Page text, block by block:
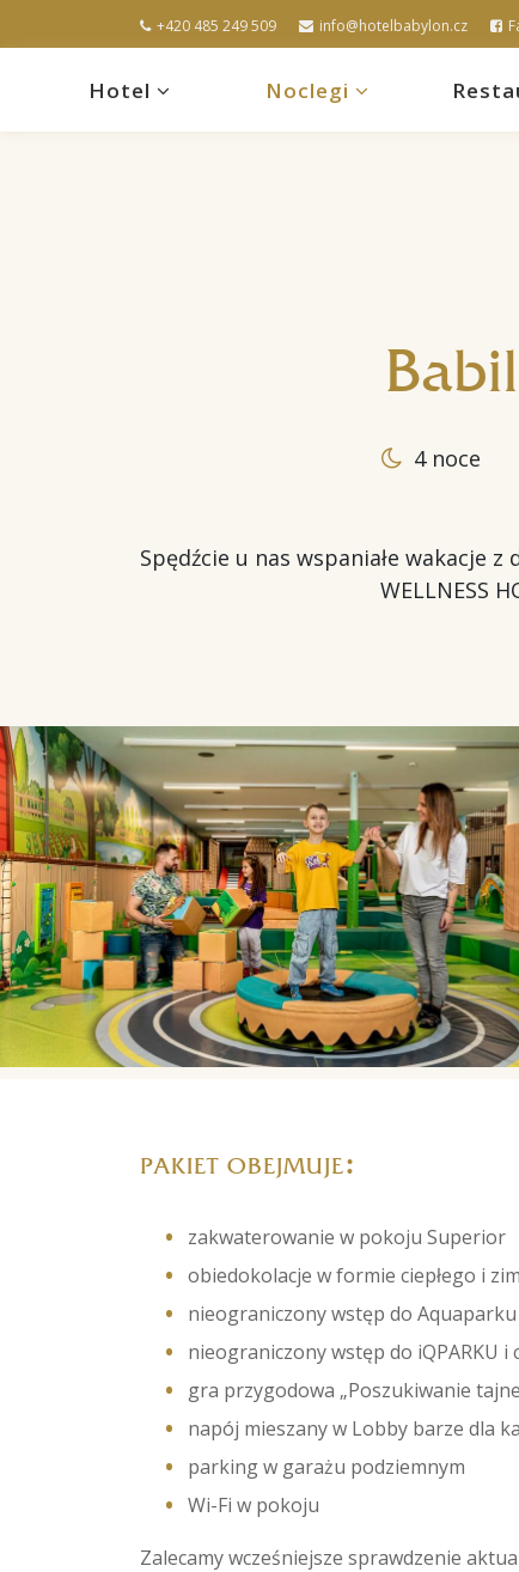
+420 485 249 509 info@hotelbabylon.cz
Hotel Noclegi
4 noce
Spędźcie u nas wspaniałe wakacje
WELLNESS
PAKIET OBEJMUJE:
zakwaterowanie w pokoju Superior
obiedokolacje w formie ciepłego i
nieograniczony wstęp do
nieograniczony wstęp do iQPARKU
gra przygodowa „Poszukiwanie
napój mieszany w Lobby barze dla
parking w garażu podziemnym
Wi-Fi w pokoju
Zalecamy wcześniejsze sprawdzenie